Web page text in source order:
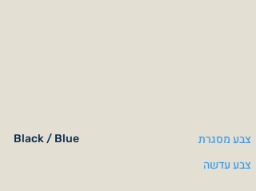
Black / Blue
צבע מסגרת
צבע עדשה